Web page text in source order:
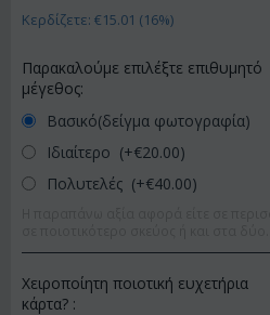
Κερδίζετε: €15.01 (16%)
Παρακαλούμε επιλέξτε επιθυμητό
μέγεθος:
Βασικό(δείγμα φωτογραφία)
Ιδιαίτερο (+€20.00)
Πολυτελές (+€40.00)
Χειροποίητη ποιοτική ευχετήρια
κάρτα? :